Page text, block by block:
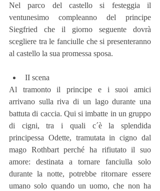
Nel parco del castello si festeggia il
ventunesimo compleanno del principe
Siegfried che il giorno seguente dovrà
scegliere tra le fanciulle che si presenteranno
al castello la sua promessa sposa.
II scena
Al tramonto il principe e i suoi amici
arrivano sulla riva di un lago durante una
battuta di caccia. Qui si imbatte in un gruppo
di cigni, tra i quali c´è la splendida
principessa Odette, tramutata in cigno dal
mago Rothbart perché ha rifiutato il suo
amore: destinata a tornare fanciulla solo
durante la notte, potrebbe ritornare essere
umano solo quando un uomo, che non ha